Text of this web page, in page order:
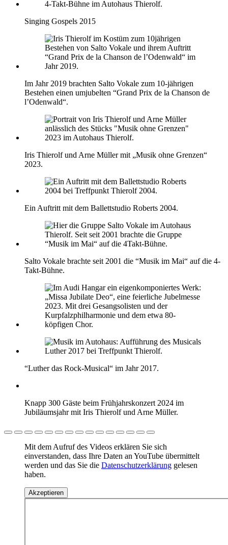
Singing Gospels 2015
Im Jahr 2019 brachten Salto Vokale zum 10-jährigen
Bestehen einen umjubelten “Grand Prix de la Chanson de
l’Odenwald“.
Iris Thierolf und Arne Müller mit „Musik ohne Grenzen“
2023.
Ein Auftritt mit dem Ballettstudio Roberts 2004.
Salto Vokale brachte seit 2001 die “Musik im Mai“ auf die 4-
Takt-Bühne.
“Luther das Rock-Musical“ im Jahr 2017.
Knapp 300 Gäste beim Frühjahrskonzert 2024 im
Jubiläumsjahr mit Iris Thierolf und Arne Müller.
Mit dem Aufruf des Videos erklären Sie sich
einverstanden, dass Ihre Daten an YouTube übermittelt
werden und das Sie die Datenschutzerklärung gelesen
haben.